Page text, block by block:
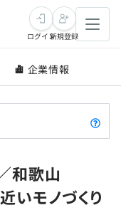
ログイン新規登録
企業情報
和歌山
いモノづくり